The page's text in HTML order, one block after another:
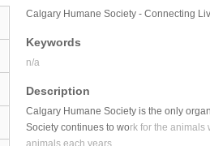
Calgary Humane Society - Connecting
Keywords
n/a
Description
Calgary Humane Society is the only
Society continues to work for the animals
animals each years.